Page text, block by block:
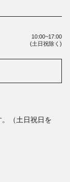
10:00~17:00
(土日祝除く)
（土日祝日を